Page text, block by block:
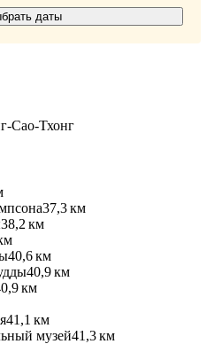
даты
Сао-Тхонг
37,3 км
38,2 км
40,6 км
40,9 км
км
41,1 км
музей41,3 км